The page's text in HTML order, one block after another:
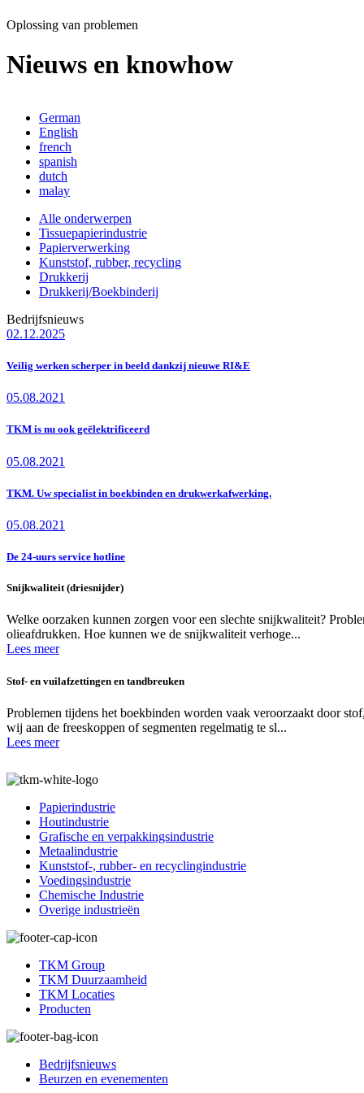
Oplossing van problemen
Nieuws en knowhow
German
English
french
spanish
dutch
malay
Alle onderwerpen
Tissuepapierindustrie
Papierverwerking
Kunststof, rubber, recycling
Drukkerij
Drukkerij/Boekbinderij
Bedrijfsnieuws
02.12.2025
Veilig werken scherper in beeld dankzij nieuwe RI&E
05.08.2021
TKM is nu ook geëlektrificeerd
05.08.2021
TKM. Uw specialist in boekbinden en drukwerkafwerking.
05.08.2021
De 24-uurs service hotline
Snijkwaliteit (driesnijder)
Welke oorzaken kunnen zorgen voor een slechte snijkwaliteit?
olieafdrukken. Hoe kunnen we de snijkwaliteit verhoge...
Lees meer
Stof- en vuilafzettingen en tandbreuken
Problemen tijdens het boekbinden worden vaak veroorzaakt door
wij aan de freeskoppen of segmenten regelmatig te sl...
Lees meer
Papierindustrie
Houtindustrie
Grafische en verpakkingsindustrie
Metaalindustrie
Kunststof-, rubber- en recyclingindustrie
Voedingsindustrie
Chemische Industrie
Overige industrieën
TKM Group
TKM Duurzaamheid
TKM Locaties
Producten
Bedrijfsnieuws
Beurzen en evenementen